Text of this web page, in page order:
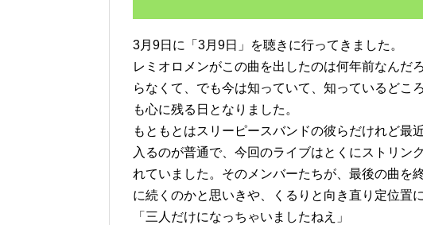
3月9日に「3月9日」を聴きに行ってきました。
レミオロメンがこの曲を出したのは何年前なんだ
らなくて、でも今は知っていて、知っているどこ
も心に残る日となりました。
もともとはスリーピースバンドの彼らだけれど最
入るのが普通で、今回のライブはとくにストリン
れていました。そのメンバーたちが、最後の曲を
に続くのかと思いきや、くるりと向き直り定位置
「三人だけになっちゃいましたねえ」